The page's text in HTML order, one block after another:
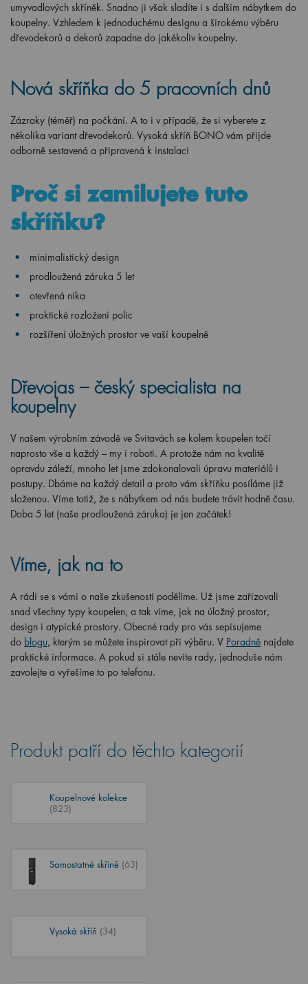
umyvadlových skříněk. Snadno ji však sladíte i s dalším nábytkem do
koupelny. Vzhledem k jednoduchému designu a širokému výběru
dřevodekorů a dekorů zapadne do jakékoliv koupelny.
Nová skříňka do 5 pracovních dnů
Zázraky (téměř) na počkání. A to i v případě, že si vyberete z
několika variant dřevodekorů. Vysoká skříň BONO vám přijde
odborně sestavená a připravená k instalaci
Proč si zamilujete tuto
skříňku?
minimalistický design
prodloužená záruka 5 let
otevřená nika
praktické rozložení polic
rozšíření úložných prostor ve vaší koupelně
Dřevojas – český specialista na
koupelny
V našem výrobním závodě ve Svitavách se kolem koupelen točí
naprosto vše a každý – my i roboti. A protože nám na kvalitě
opravdu záleží, mnoho let jsme zdokonalovali úpravu materiálů i
postupy. Dbáme na každý detail a proto vám skříňku posíláme již
složenou. Víme totiž, že s nábytkem od nás budete trávit hodně času.
Doba 5 let (naše prodloužená záruka) je jen začátek!
Víme, jak na to
A rádi se s vámi o naše zkušenosti podělíme. Už jsme zařizovali
snad všechny typy koupelen, a tak víme, jak na úložný prostor,
design i atypické prostory. Obecné rady pro vás sepisujeme
do blogu, kterým se můžete inspirovat při výběru. V Poradně najdete
praktické informace. A pokud si stále nevíte rady, jednoduše nám
zavolejte a vyřešíme to po telefonu.
Produkt patří do těchto kategorií
Koupelnové kolekce
(823)
Samostatné skříně (63)
Vysoká skříň (34)